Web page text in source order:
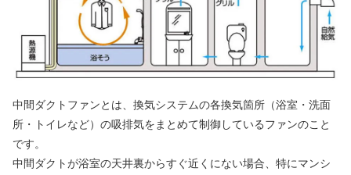
中間ダクトファンとは、換気システムの各換気箇所（浴室・洗面
所・トイレなど）の吸排気をまとめて制御しているファンのこと
です。
中間ダクトが浴室の天井裏からすぐ近くにない場合、特にマンシ